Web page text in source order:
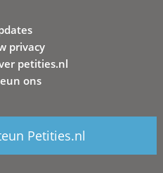
privacy
petities.nl
ons
Petities.nl